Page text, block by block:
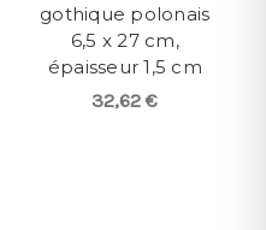
gothique polonais
6,5 x 27 cm,
épaisseur 1,5 cm
32,62 €